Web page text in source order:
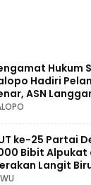
Hukum
Hadiri
ASN
ke-25 Partai
Bibit Alpukat
Langit